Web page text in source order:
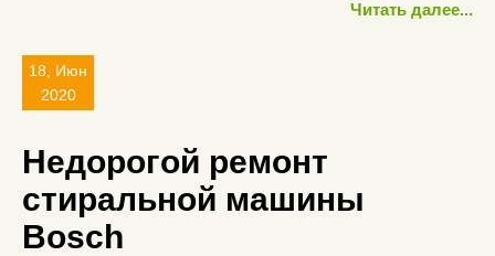
Читать далее...
18, Июн
2020
Недорогой ремонт
стиральной машины
Bosch